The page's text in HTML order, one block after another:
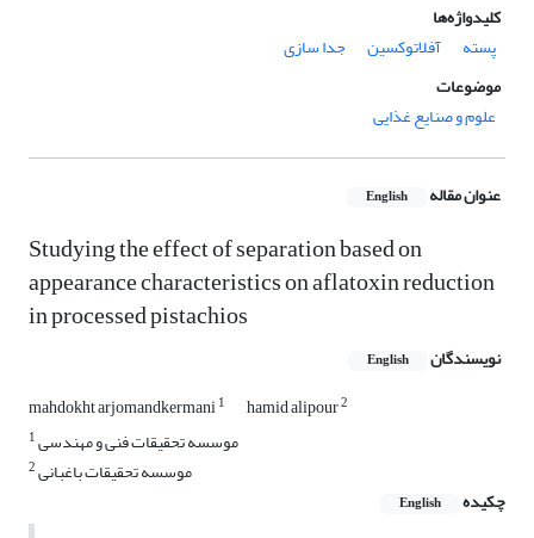
کلیدواژه‌ها
پسته
آفلاتوکسین
جدا سازی
موضوعات
علوم و صنایع غذایی
عنوان مقاله English
Studying the effect of separation based on
appearance characteristics on aflatoxin reduction
in processed pistachios
نویسندگان English
mahdokht arjomandkermani1 hamid alipour2
1موسسه تحقیقات فنی و مهندسی
2موسسه تحقیقات باغبانی
چکیده
English